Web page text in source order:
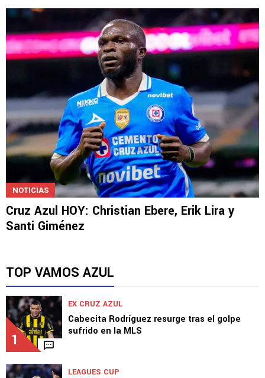
NOTICIAS
Cruz Azul HOY: Christian Ebere, Erik Lira y
Santi Giménez
TOP VAMOS AZUL
1
EX CRUZ AZUL
Cabecita Rodríguez resurge tras el golpe
sufrido en la MLS
LEAGUES CUP